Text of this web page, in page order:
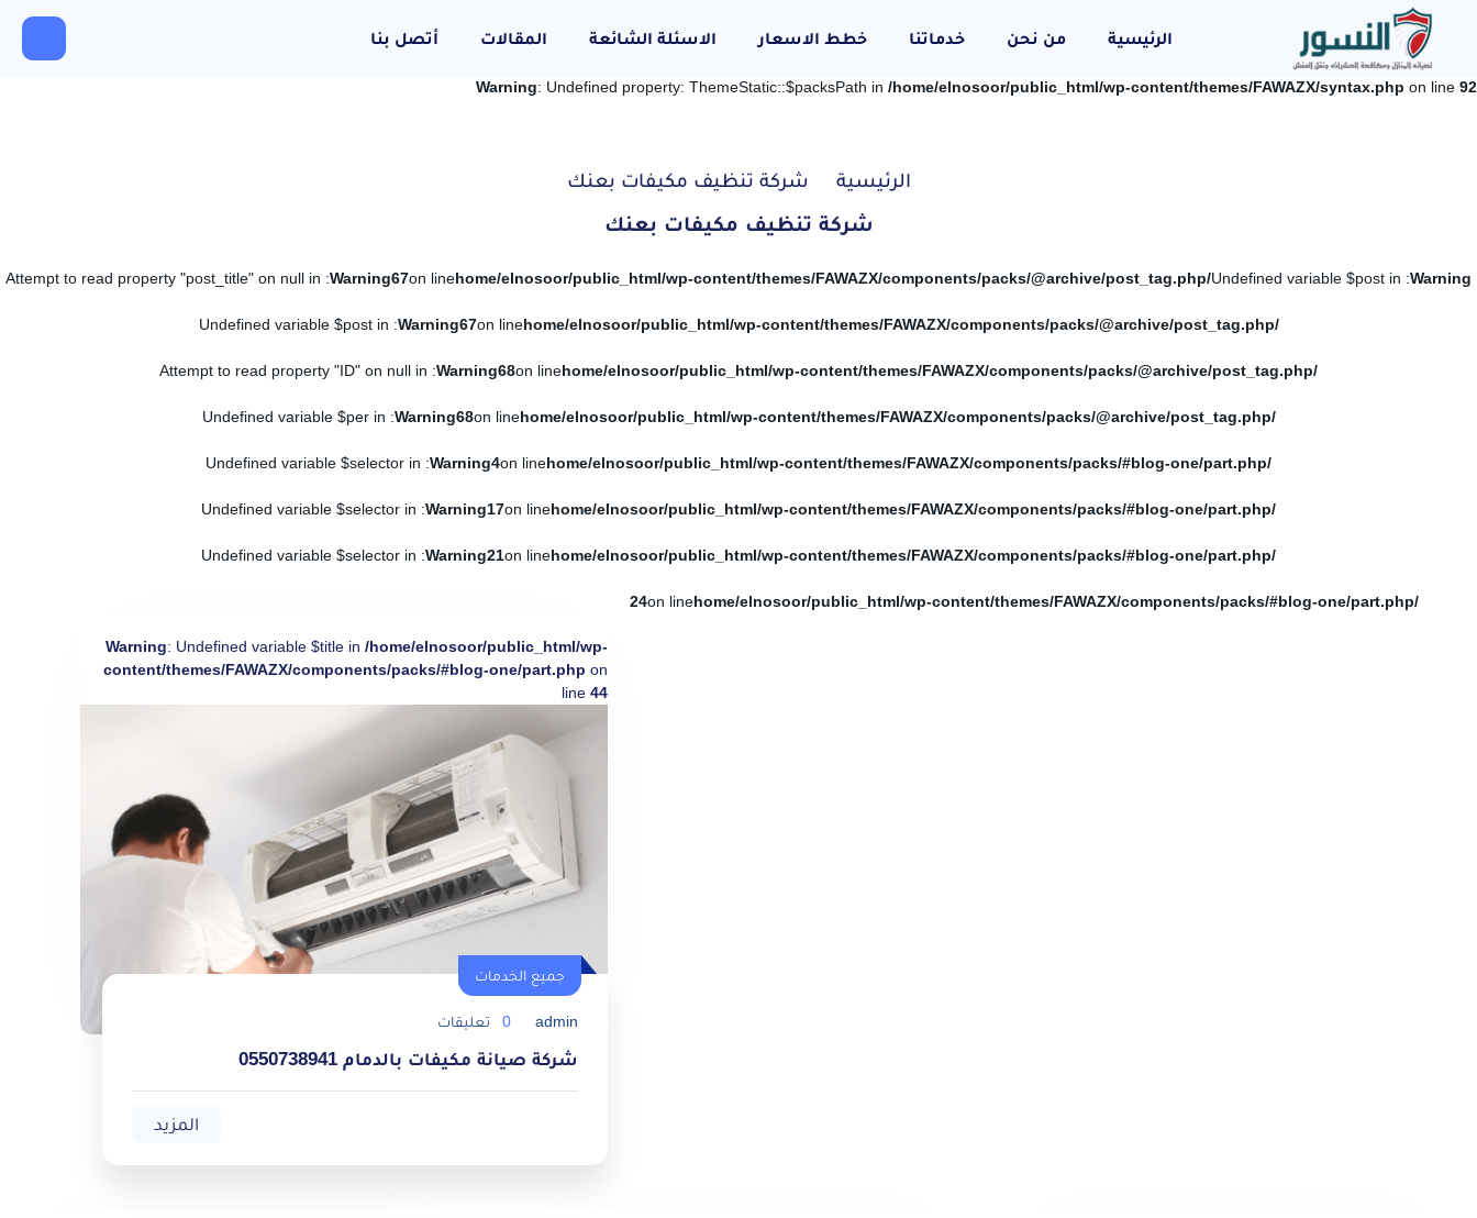
الرئيسية من نحن خدماتنا خطط الاسعار الاسئلة الشائعة المقالات أتصل بنا
Warning: Undefined property: ThemeStatic::$packsPath in /home/elnosoor/public_html/wp-content/themes/FAWAZX/syntax.php on line 92
الرئيسية شركة تنظيف مكيفات بعنك
شركة تنظيف مكيفات بعنك
Warning
: Undefined variable $post in
/home/elnosoor/public_html/wp-content/themes/FAWAZX/components/packs/@archive/post_tag.php
on line
67
Warning
: Attempt to read property "post_title" on null in
/home/elnosoor/public_html/wp-content/themes/FAWAZX/components/packs/@archive/post_tag.php
on line
67
Warning
: Undefined variable $post in
/home/elnosoor/public_html/wp-content/themes/FAWAZX/components/packs/@archive/post_tag.php
on line
68
Warning
: Attempt to read property "ID" on null in
/home/elnosoor/public_html/wp-content/themes/FAWAZX/components/packs/@archive/post_tag.php
on line
68
Warning
: Undefined variable $per in
/home/elnosoor/public_html/wp-content/themes/FAWAZX/components/packs/#blog-one/part.php
on line
4
Warning
: Undefined variable $selector in
/home/elnosoor/public_html/wp-content/themes/FAWAZX/components/packs/#blog-one/part.php
on line
17
Warning
: Undefined variable $selector in
/home/elnosoor/public_html/wp-content/themes/FAWAZX/components/packs/#blog-one/part.php
on line
21
Warning
: Undefined variable $selector in
/home/elnosoor/public_html/wp-content/themes/FAWAZX/components/packs/#blog-one/part.php
on line
24
Warning: Undefined variable $title in /home/elnosoor/public_html/wp-
content/themes/FAWAZX/components/packs/#blog-one/part.php on
line 44
جميع الخدمات
admin
0 تعليقات
شركة صيانة مكيفات بالدمام 0550738941
المزيد